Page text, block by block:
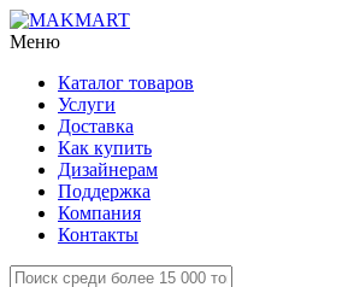
Меню
Каталог товаров
Услуги
Доставка
Как купить
Дизайнерам
Поддержка
Компания
Контакты